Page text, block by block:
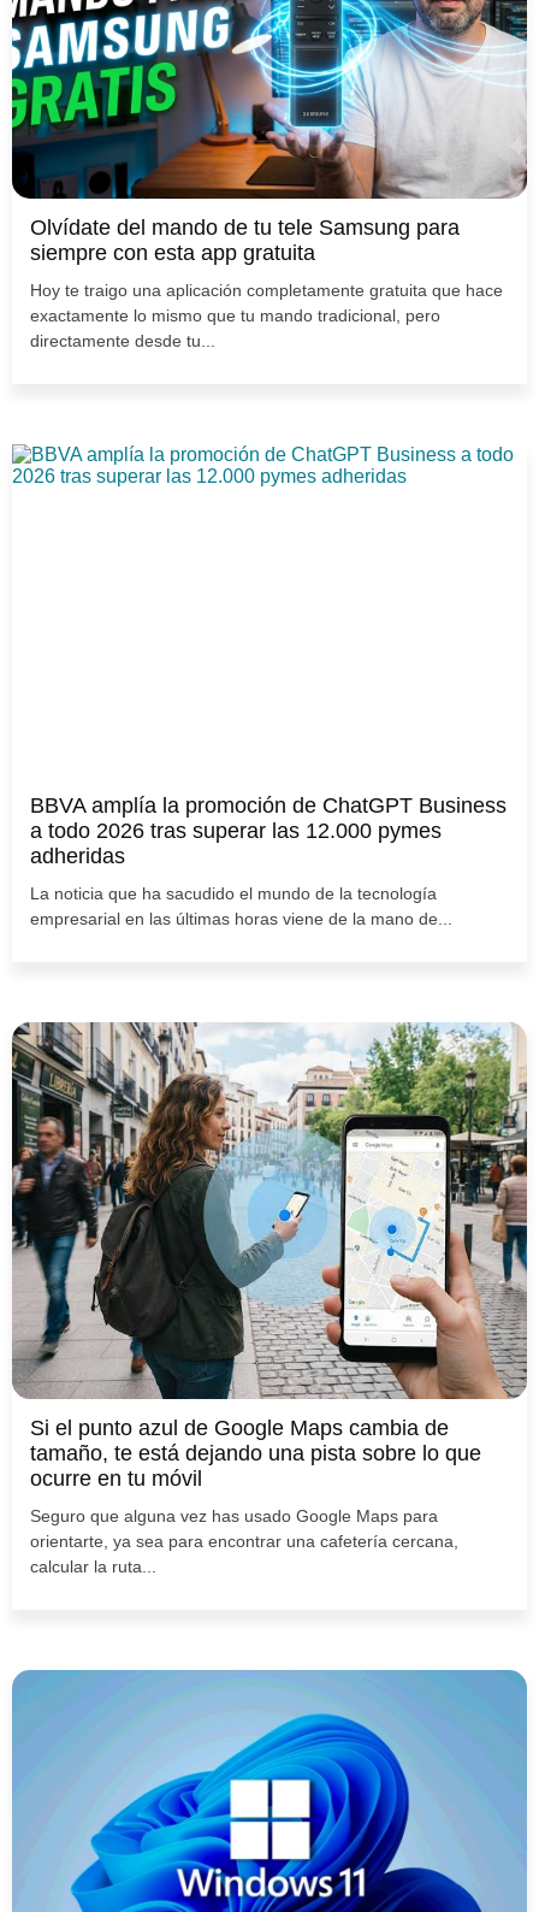
Olvídate del mando de tu tele Samsung para
siempre con esta app gratuita
Hoy te traigo una aplicación completamente gratuita que hace
exactamente lo mismo que tu mando tradicional, pero
directamente desde tu...
BBVA amplía la promoción de ChatGPT Business
a todo 2026 tras superar las 12.000 pymes
adheridas
La noticia que ha sacudido el mundo de la tecnología
empresarial en las últimas horas viene de la mano de...
Si el punto azul de Google Maps cambia de
tamaño, te está dejando una pista sobre lo que
ocurre en tu móvil
Seguro que alguna vez has usado Google Maps para
orientarte, ya sea para encontrar una cafetería cercana,
calcular la ruta...